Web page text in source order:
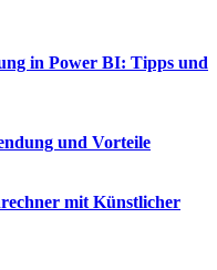
in Power BI: Tipps und
und Vorteile
mit Künstlicher